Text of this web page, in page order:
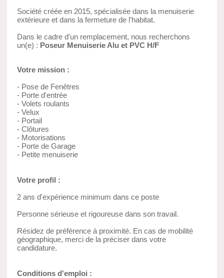
Société créée en 2015, spécialisée dans la menuiserie
extérieure et dans la fermeture de l'habitat.
Dans le cadre d'un remplacement, nous recherchons
un(e) : Poseur Menuiserie Alu et PVC H/F
Votre mission :
- Pose de Fenêtres
- Porte d'entrée
- Volets roulants
- Velux
- Portail
- Clôtures
- Motorisations
- Porte de Garage
- Petite menuiserie
Votre profil :
2 ans d'expérience minimum dans ce poste
Personne sérieuse et rigoureuse dans son travail.
Résidez de préférence à proximité. En cas de mobilité
géographique, merci de la préciser dans votre
candidature.
Conditions d'emploi :